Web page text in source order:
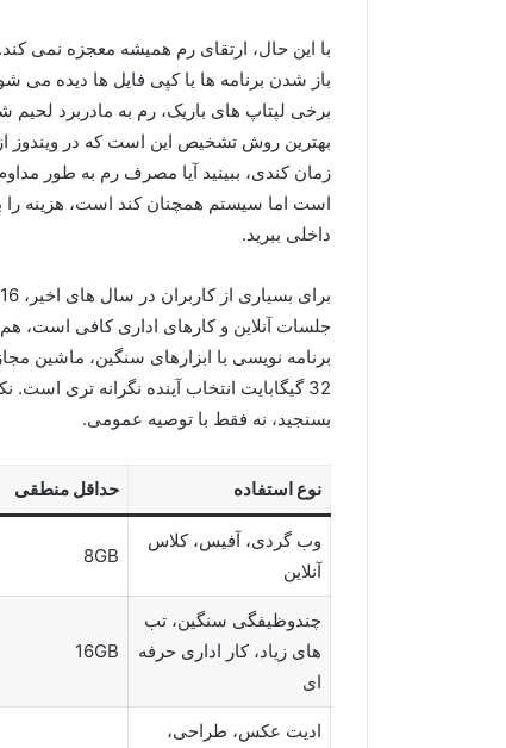
با این حال، ارتقای رم همیشه معجزه نمی
باز شدن برنامه ها یا کپی فایل ها دیده
برخی لپتاپ های باریک، رم به مادربرد لحیم
زمان کندی، ببینید آیا مصرف رم به طور
است اما سیستم همچنان کند است، هزینه
داخلی ببرید.
جلسات آنلاین و کارهای اداری کافی است،
برنامه نویسی با ابزارهای سنگین، ماشین
32 گیگابایت انتخاب آینده نگرانه تری
بسنجید، نه فقط با توصیه عمومی.
نوع استفاده حداقل منطقی
وب گردی، آفیس، کلاس
آنلاین
8GB
چندوظیفگی سنگین، تب
های زیاد، کار اداری حرفه
ای
16GB
ادیت عکس، طراحی،